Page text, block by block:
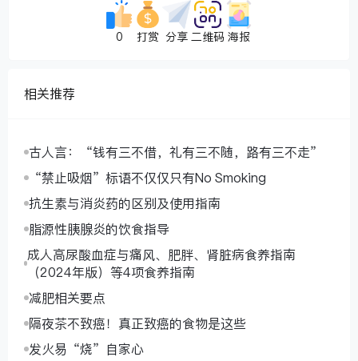
0 打赏 分享 二维码 海报
相关推荐
古人言：“钱有三不借，礼有三不随，路有三不走”
“禁止吸烟”标语不仅仅只有No Smoking
抗生素与消炎药的区别及使用指南
脂源性胰腺炎的饮食指导
成人高尿酸血症与痛风、肥胖、肾脏病食养指南
（2024年版）等4项食养指南
减肥相关要点
隔夜茶不致癌！真正致癌的食物是这些
发火易“烧”自家心